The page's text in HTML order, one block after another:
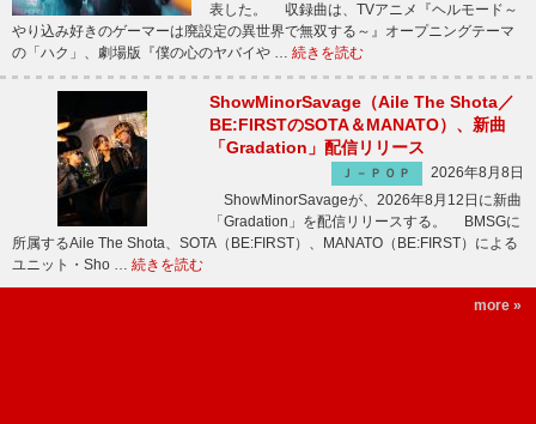
表した。 収録曲は、TVアニメ『ヘルモード～
やり込み好きのゲーマーは廃設定の異世界で無双する～』オープニングテーマ
の「ハク」、劇場版『僕の心のヤバイや … 続きを読む
ShowMinorSavage（Aile The Shota／
BE:FIRSTのSOTA＆MANATO）、新曲
「Gradation」配信リリース
Ｊ－ＰＯＰ
2026年8月8日
ShowMinorSavageが、2026年8月12日に新曲
「Gradation」を配信リリースする。 BMSGに
所属するAile The Shota、SOTA（BE:FIRST）、MANATO（BE:FIRST）による
ユニット・Sho … 続きを読む
more »